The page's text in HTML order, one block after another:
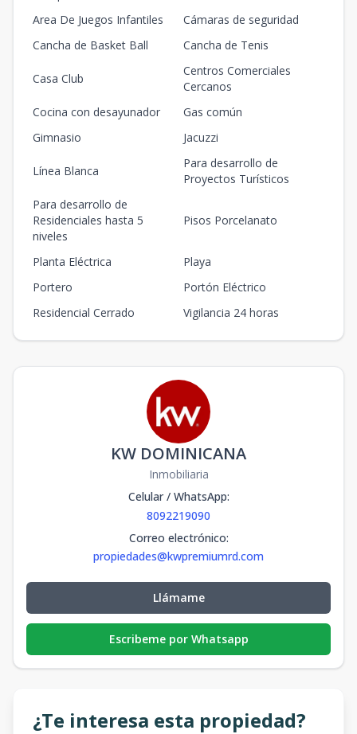
Area De Juegos Infantiles
Cámaras de seguridad
Cancha de Basket Ball
Cancha de Tenis
Casa Club
Centros Comerciales
Cercanos
Cocina con desayunador
Gas común
Gimnasio
Jacuzzi
Línea Blanca
Para desarrollo de
Proyectos Turísticos
Para desarrollo de
Residenciales hasta 5
niveles
Pisos Porcelanato
Planta Eléctrica
Playa
Portero
Portón Eléctrico
Residencial Cerrado
Vigilancia 24 horas
KW DOMINICANA
Inmobiliaria
Celular / WhatsApp:
8092219090
Correo electrónico:
propiedades@kwpremiumrd.com
Llámame
Escribeme por Whatsapp
¿Te interesa esta propiedad?